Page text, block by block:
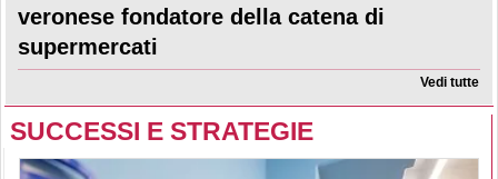
veronese fondatore della catena di
supermercati
Vedi tutte
SUCCESSI E STRATEGIE